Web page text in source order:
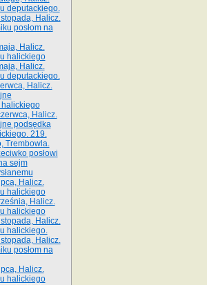
deputackiego.
Halicz.
posłom na
Halicz.
halickiego
Halicz.
deputackiego.
Halicz.
Halicz.
podsędka
219.
Trembowla.
posłowi
sejm
Halicz.
halickiego
Halicz.
halickiego
Halicz.
halickiego.
Halicz.
posłom na
Halicz.
halickiego